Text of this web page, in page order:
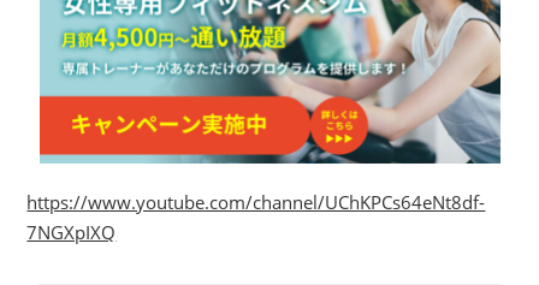
https://www.youtube.com/channel/UChKPCs64eNt8df-
7NGXpIXQ